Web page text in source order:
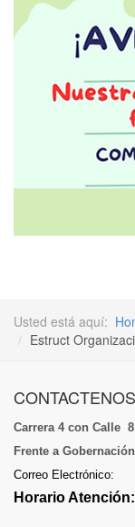
Usted está aquí:
Estruct
CONTACTENOS
Carrera 4 con Calle 8
Frente a Gobernación
Correo Electrónico:
Horario Atención: